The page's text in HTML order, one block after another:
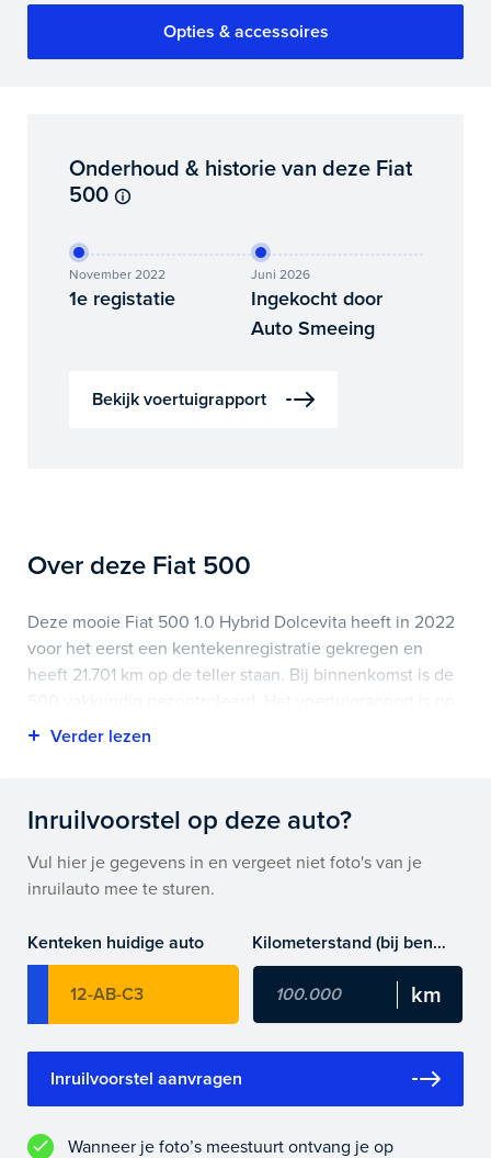
Opties & accessoires
Onderhoud & historie van deze Fiat
500
November 2022
1e registatie
Juni 2026
Ingekocht door
Auto Smeeing
Bekijk voertuigrapport
Over deze Fiat 500
Deze mooie Fiat 500 1.0 Hybrid Dolcevita heeft in 2022
voor het eerst een kentekenregistratie gekregen en
heeft 21.701 km op de teller staan. Bij binnenkomst is de
deze pagina bij onderhoud en historie te downloaden.
carplay/android auto, lichtmetalen velgen 15",
panoramadak en nog veel meer.
Je koopt hem voor € 0,- maar je kan deze Fiat 500 ook
Maak snel een afspraak in de showroom of bestel hem
direct online.
Inruilvoorstel op deze auto?
Vul hier je gegevens in en vergeet niet foto's van je
inruilauto mee te sturen.
Kenteken huidige auto Kilometerstand (bij benadering)
Inruilvoorstel aanvragen
Wanneer je foto’s meestuurt ontvang je op